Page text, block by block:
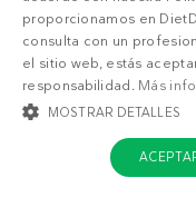
proporcionamos en
consulta con un
el sitio web, estás
responsabilidad. Más
MOSTRAR DETALLES